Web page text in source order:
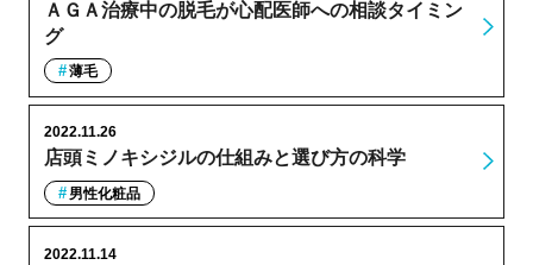
ＡＧＡ治療中の脱毛が心配医師への相談タイミン
グ
薄毛
店頭ミノキシジルの仕組みと選び方の科学
2022.11.26
男性化粧品
2022.11.14